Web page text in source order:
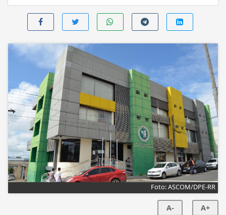
Foto: ASCOM/DPE-RR
A- A+